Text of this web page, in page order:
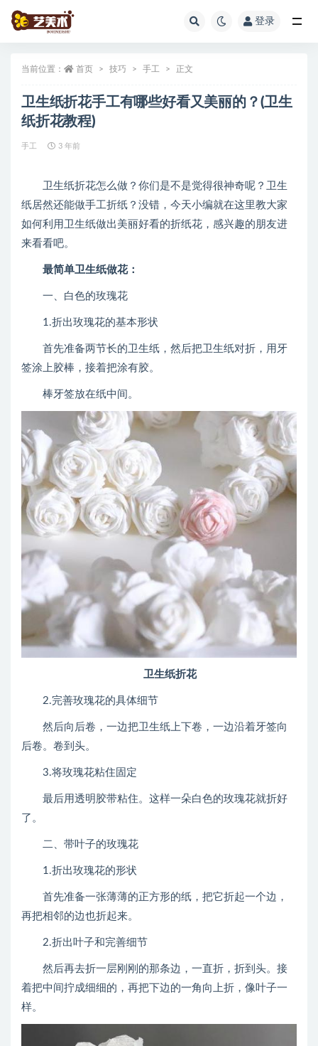
登录
当前位置： 首页 技巧 手工 正文
卫生纸折花手工有哪些好看又美丽的？(卫生
纸折花教程)
手工 3 年前
卫生纸折花怎么做？你们是不是觉得很神奇呢？卫生
纸居然还能做手工折纸？没错，今天小编就在这里教大家
如何利用卫生纸做出美丽好看的折纸花，感兴趣的朋友进
来看看吧。
最简单卫生纸做花：
一、白色的玫瑰花
1.折出玫瑰花的基本形状
首先准备两节长的卫生纸，然后把卫生纸对折，用牙
签涂上胶棒，接着把涂有胶。
棒牙签放在纸中间。
卫生纸折花
2.完善玫瑰花的具体细节
然后向后卷，一边把卫生纸上下卷，一边沿着牙签向
后卷。卷到头。
3.将玫瑰花粘住固定
最后用透明胶带粘住。这样一朵白色的玫瑰花就折好
了。
二、带叶子的玫瑰花
1.折出玫瑰花的形状
首先准备一张薄薄的正方形的纸，把它折起一个边，
再把相邻的边也折起来。
2.折出叶子和完善细节
然后再去折一层刚刚的那条边，一直折，折到头。接
着把中间拧成细细的，再把下边的一角向上折，像叶子一
样。